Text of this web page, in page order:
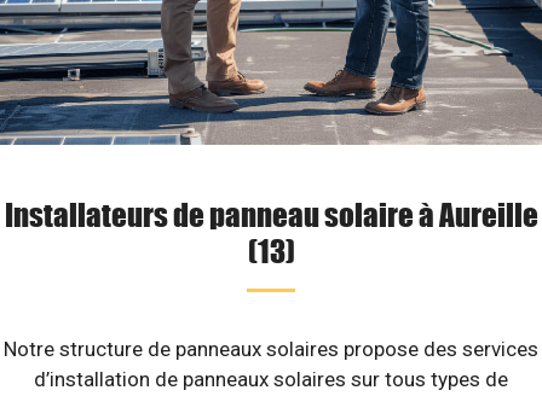
Installateurs de panneau solaire à Aureille
(13)
Notre structure de panneaux solaires propose des services
d’installation de panneaux solaires sur tous types de